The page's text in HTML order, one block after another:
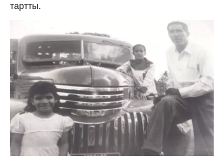
тартты.